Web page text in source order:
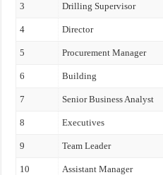
3 Drilling Supervisor
4 Director
5 Procurement Manager
6 Building
7 Senior Business Analyst
8 Executives
9 Team Leader
10 Assistant Manager